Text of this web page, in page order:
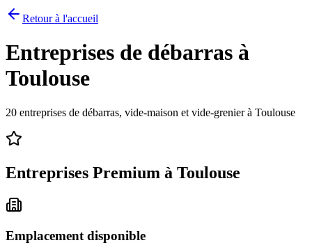
Retour à l'accueil
Entreprises de débarras à
Toulouse
20 entreprises de débarras, vide-maison et vide-grenier à Toulouse
Entreprises Premium à Toulouse
Emplacement disponible